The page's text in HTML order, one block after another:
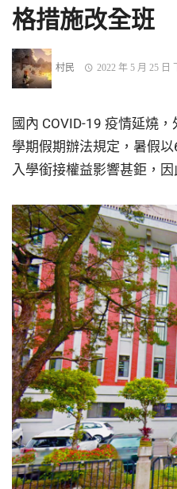
格措施改全班
村民 2022 年 5 月 25 日
國內 COVID-19 疫情延燒
學期假期辦法規定，暑假
入學銜接權益影響甚鉅，